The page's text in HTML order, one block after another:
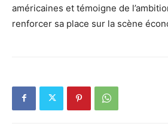
américaines et témoigne de
renforcer sa place sur la scène